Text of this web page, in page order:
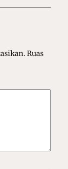
Ruas